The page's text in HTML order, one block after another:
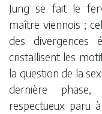
Jung se fait le
maître viennois ;
des divergences
cristallisent les
la question de la
dernière
respectueux paru